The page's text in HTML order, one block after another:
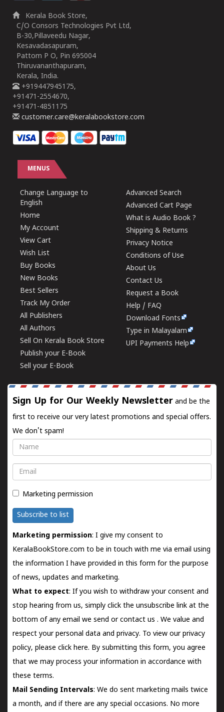
Kerala Book Store,
C/O Consors Technologies Pvt Ltd,
B-30,Pillaveedu Nagar,
Kesavadasapuram,
Pattom P O, Pin 695004
Thiruvananthapuram,
Kerala, India.
+919447945175,
+91471-2554670,
+91471-4851175
customer.care@keralabookstore.com
MENUS
Change Language to
English
Home
My Account
View Cart
Wish List
Buy Books
New Books
Best Sellers
Track My Order
All Publishers
All Authors
Sell On Kerala Book Store
Publish your E-Book
Sell your E-Book
Advanced Search
Advanced Cart Page
What is Audio Book ?
Shipping & Returns
Privacy Notice
Conditions of Use
About Us
Contact Us
Request a Book
Help / FAQ
Download Fonts
Type in Malayalam
UPI Payments Help
Sign Up for Our Weekly Newsletter and be the
first to receive our very latest promotions and special offers.
We don't spam!
Name
Email
Marketing permission
Subscribe to list
Marketing permission: I give my consent to
KeralaBookStore.com to be in touch with me via email using
the information I have provided in this form for the purpose
of news, updates and marketing.
What to expect: If you wish to withdraw your consent and
stop hearing from us, simply click the unsubscribe link at the
bottom of any email we send orcontact us . We value and
respect your personal data and privacy. To view our privacy
policy, please click here. By submitting this form, you agree
that we may process your information in accordance with
these terms.
Mail Sending Intervals: We do sent marketing mails twice
a month, and if there are any special occasions. No more